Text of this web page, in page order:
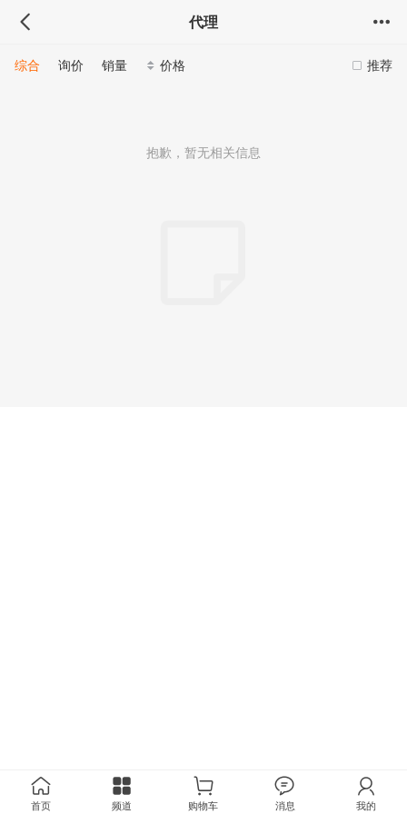
代理
推荐
综合 询价 销量 价格
抱歉，暂无相关信息
首页 频道 购物车 消息 我的